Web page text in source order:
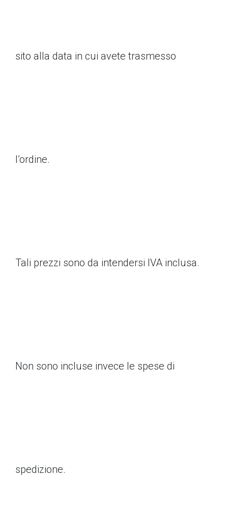
sito alla data in cui avete trasmesso
l’ordine.
Tali prezzi sono da intendersi IVA inclusa.
Non sono incluse invece le spese di
spedizione.